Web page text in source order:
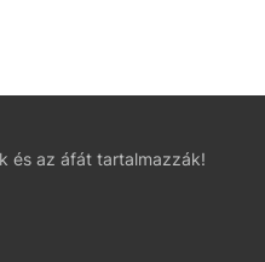
és az áfát tartalmazzák!